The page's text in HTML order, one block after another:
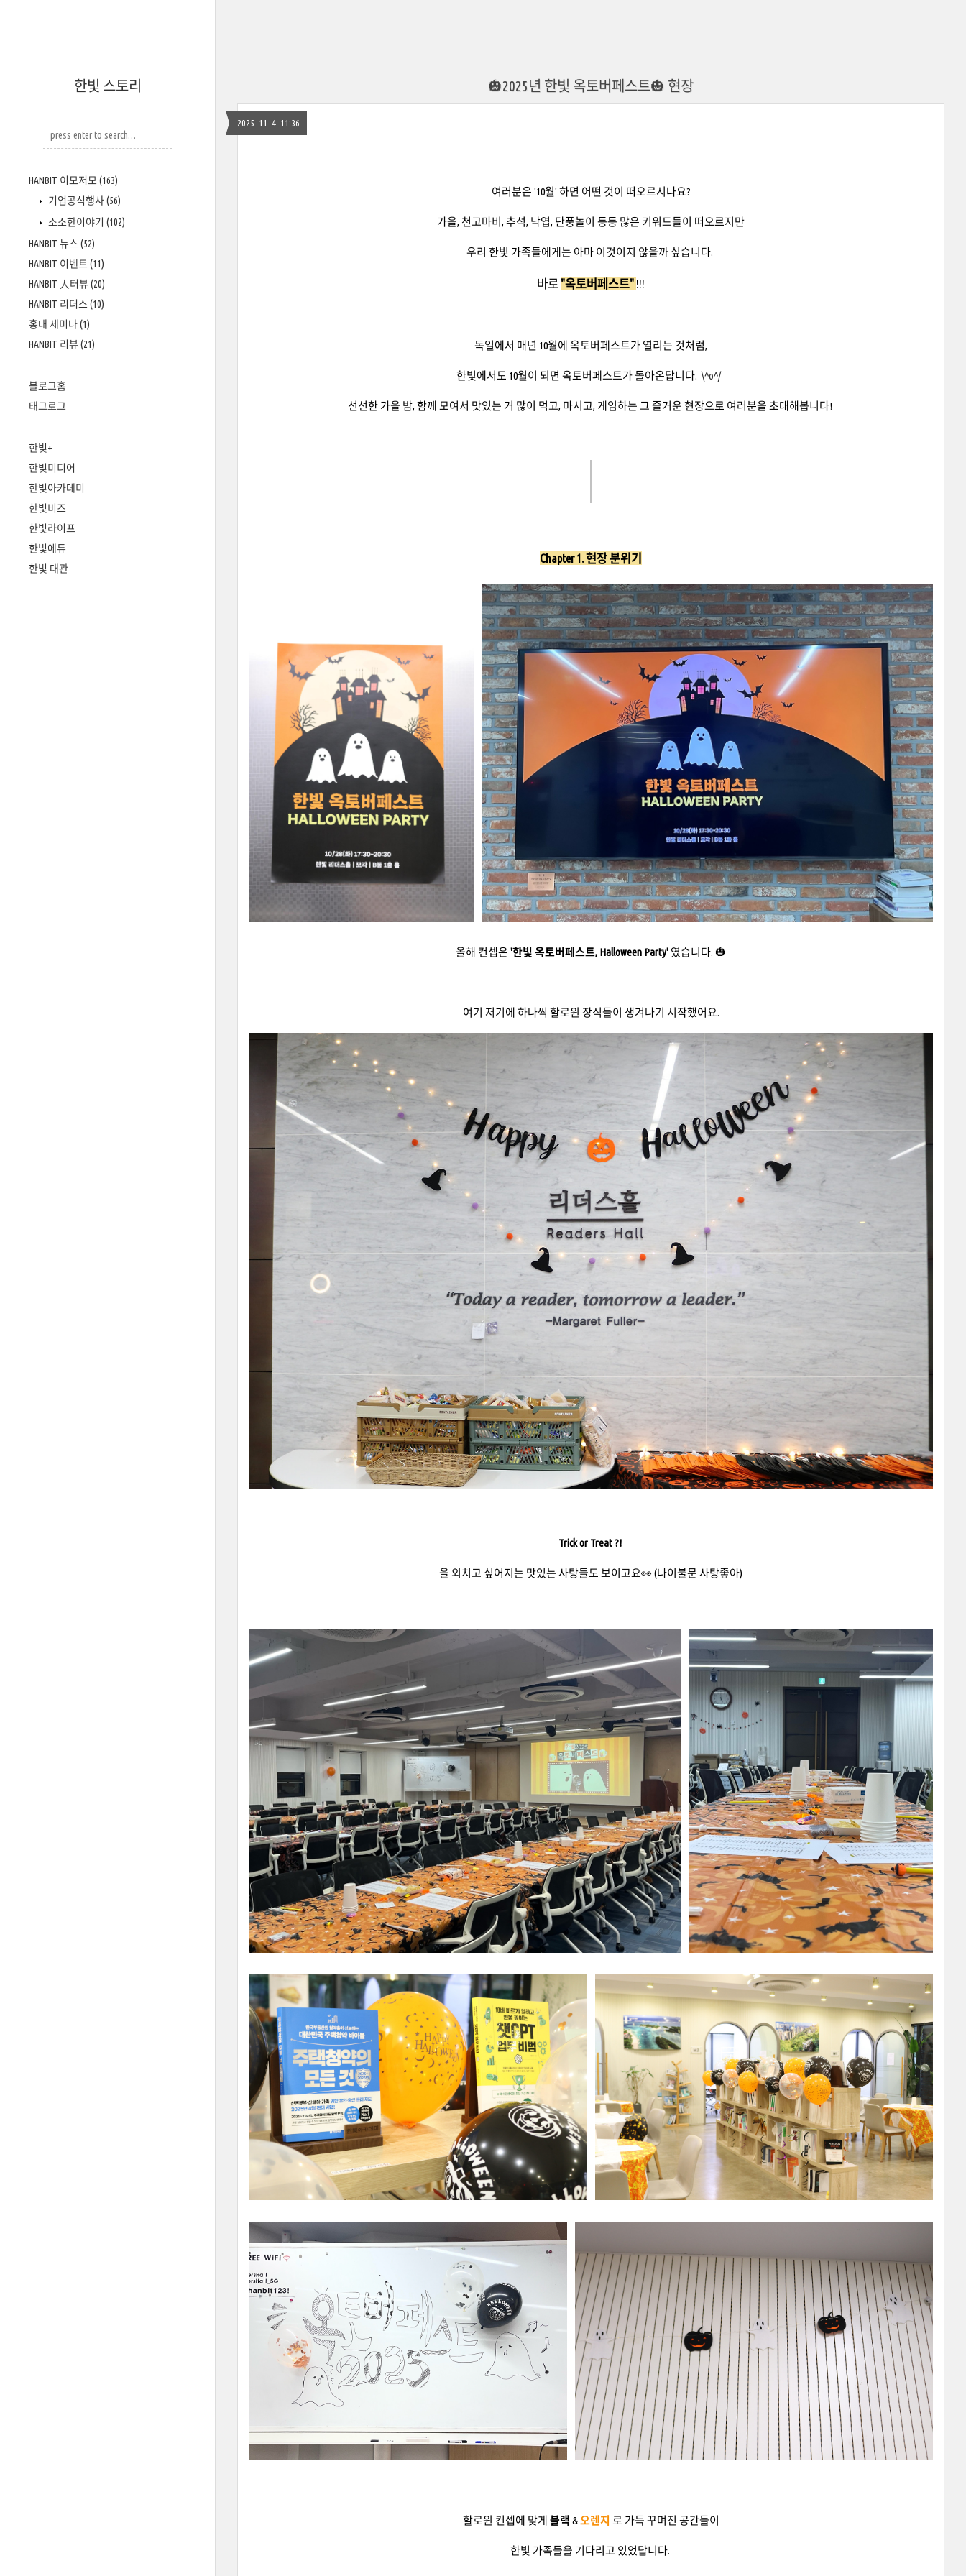
한빛 스토리
HANBIT 이모저모 (163)
기업공식행사(56)
소소한이야기 (102)
HANBIT 뉴스 (52)
HANBIT 이벤트 (11)
HANBIT 人터뷰 (20)
HANBIT 리더스 (10)
홍대 세미나(1)
HANBIT 리뷰 (21)
블로그홈
태그로그
한빛+
한빛미디어
한빛아카데미
한빛비즈
한빛라이프
한빛에듀
한빛 대관
🎃2025년 한빛 옥토버페스트🎃 현장
2025. 11. 4. 11:36
여러분은 '10월' 하면 어떤 것이 떠오르시나요?
가을, 천고마비, 추석, 낙엽, 단풍놀이 등등 많은 키워드들이 떠오르지만
우리 한빛 가족들에게는 아마 이것이지 않을까 싶습니다.
바로 "옥토버페스트" !!!
독일에서 매년 10월에 옥토버페스트가 열리는 것처럼,
한빛에서도 10월이 되면 옥토버페스트가 돌아온답니다. \^o^/
선선한 가을 밤, 함께 모여서 맛있는 거 많이 먹고, 마시고, 게임하는 그 즐거운 현장으로 여러분을 초대해봅니다!
Chapter 1. 현장 분위기
올해 컨셉은 '한빛 옥토버페스트, Halloween Party' 였습니다. 🎃
여기 저기에 하나씩 할로윈 장식들이 생겨나기 시작했어요.
Trick or Treat ?!
을 외치고 싶어지는 맛있는 사탕들도 보이고요👀 (나이불문 사탕좋아)
할로윈 컨셉에 맞게 블랙 & 오렌지 로 가득 꾸며진 공간들이
한빛 가족들을 기다리고 있었답니다.